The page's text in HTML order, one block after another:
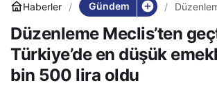
Haberler Gündem
düşük
500 lira
Düzenleme Meclis’ten
Türkiye’de en düşük
bin 500 lira oldu